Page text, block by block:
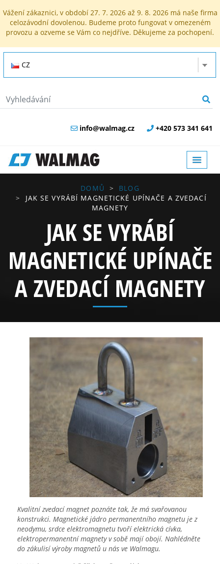
Vážení zákaznici, v období 27. 7. 2026 až 9. 8. 2026 má naše firma
celozávodní dovolenou. Budeme proto fungovat v omezeném
provozu a ozveme se Vám co nejdříve. Děkujeme za pochopení.
CZ
+420 573 341 641
info@walmag.cz
DOMŮ
BLOG
JAK SE VYRÁBÍ MAGNETICKÉ UPÍNAČE A ZVEDACÍ
MAGNETY
JAK SE VYRÁBÍ
MAGNETICKÉ UPÍNAČE
A ZVEDACÍ MAGNETY
Kvalitní zvedací magnet poznáte tak, že má svařovanou
konstrukci. Magnetické jádro permanentního magnetu je z
neodymu, srdce elektromagnetu tvoří elektrická cívka,
elektropermanentní magnety v sobě mají obojí. Nahlédněte
do zákulisí výroby magnetů u nás ve Walmagu.